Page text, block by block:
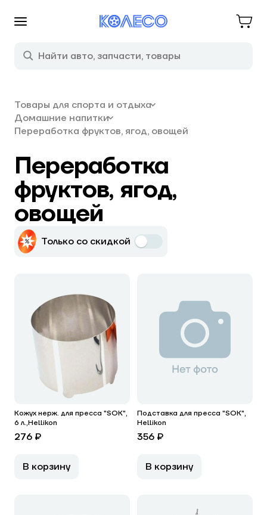
Товары для спорта и отдыха
Домашние напитки
Переработка фруктов, ягод, овощей
Переработка
фруктов, ягод,
овощей
Только со скидкой
Кожух нерж. для пресса "SOK",
6 л.,Hellikon
276 ₽
В корзину
Подставка для пресса "SOK",
Hellikon
356 ₽
В корзину